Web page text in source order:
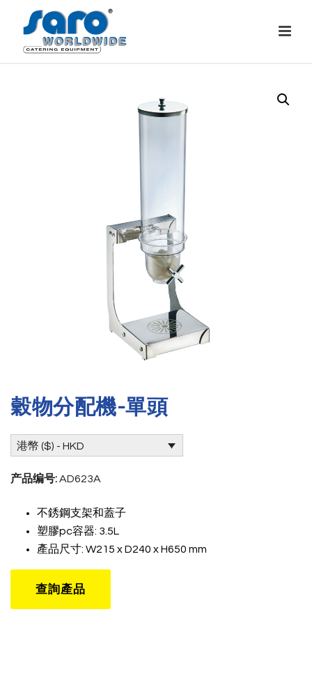
穀物分配機-單頭
港幣 ($) - HKD
产品编号:AD623A
不銹鋼支架和蓋子
塑膠pc容器: 3.5L
產品尺寸: W215 x D240 x H650 mm